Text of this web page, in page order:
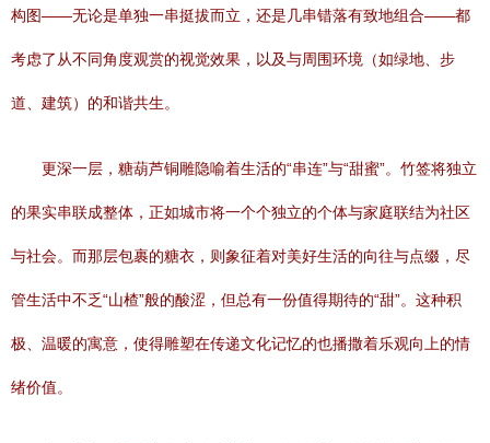
构图——无论是单独一串挺拔而立，还是几串错落有致地组合——都
考虑了从不同角度观赏的视觉效果，以及与周围环境（如绿地、步
道、建筑）的和谐共生。
更深一层，糖葫芦铜雕隐喻着生活的“串连”与“甜蜜”。竹签将独立
的果实串联成整体，正如城市将一个个独立的个体与家庭联结为社区
与社会。而那层包裹的糖衣，则象征着对美好生活的向往与点缀，尽
管生活中不乏“山楂”般的酸涩，但总有一份值得期待的“甜”。这种积
极、温暖的寓意，使得雕塑在传递文化记忆的也播撒着乐观向上的情
绪价值。